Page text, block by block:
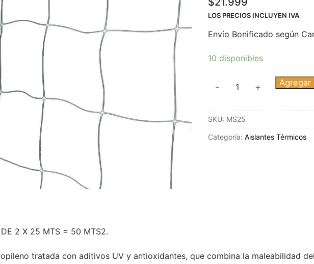
LOS PRECIOS INCLUYEN IVA
Envío Bonificado según
10 disponibles
MTS2
cantidad
- + Agregar
SKU: MS25
Categoría: Aislantes Térmicos
2 X 25 MTS = 50 MTS2.
tratada con aditivos UV y antioxidantes, que combina la maleabilidad